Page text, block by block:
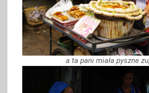
a ta pani miała pyszne